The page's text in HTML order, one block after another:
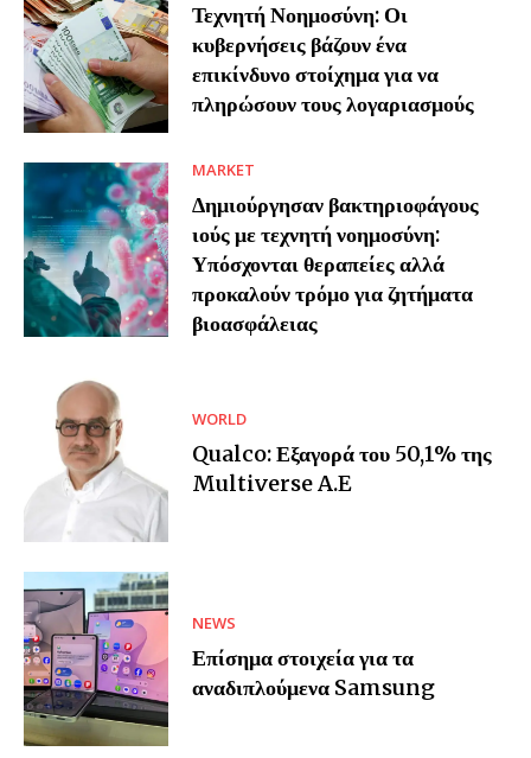
Τεχνητή Νοημοσύνη: Οι
κυβερνήσεις βάζουν ένα
επικίνδυνο στοίχημα για να
πληρώσουν τους λογαριασμούς
MARKET
Δημιούργησαν βακτηριοφάγους
ιούς με τεχνητή νοημοσύνη:
Υπόσχονται θεραπείες αλλά
προκαλούν τρόμο για ζητήματα
βιοασφάλειας
WORLD
Qualco: Εξαγορά του 50,1% της
Multiverse A.E
NEWS
Επίσημα στοιχεία για τα
αναδιπλούμενα Samsung